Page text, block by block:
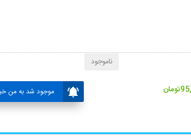
تومان موجود شد به من
ناموجود